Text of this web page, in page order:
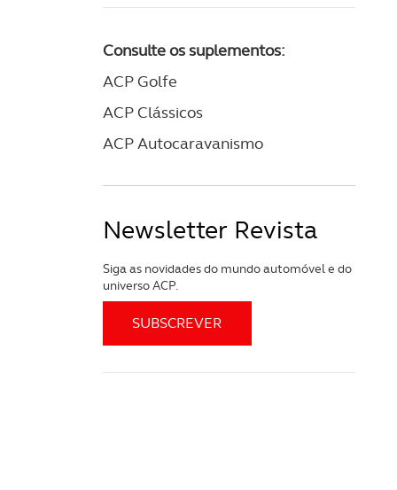
sua experiência de
Consulte os suplementos:
ACP Golfe
ACP Clássicos
ACP Autocaravanismo
Newsletter Revista
Siga as novidades do mundo automóvel e do
universo ACP.